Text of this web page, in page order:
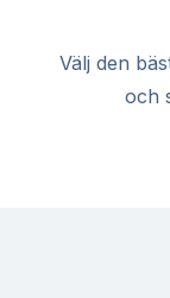
Välj den
och